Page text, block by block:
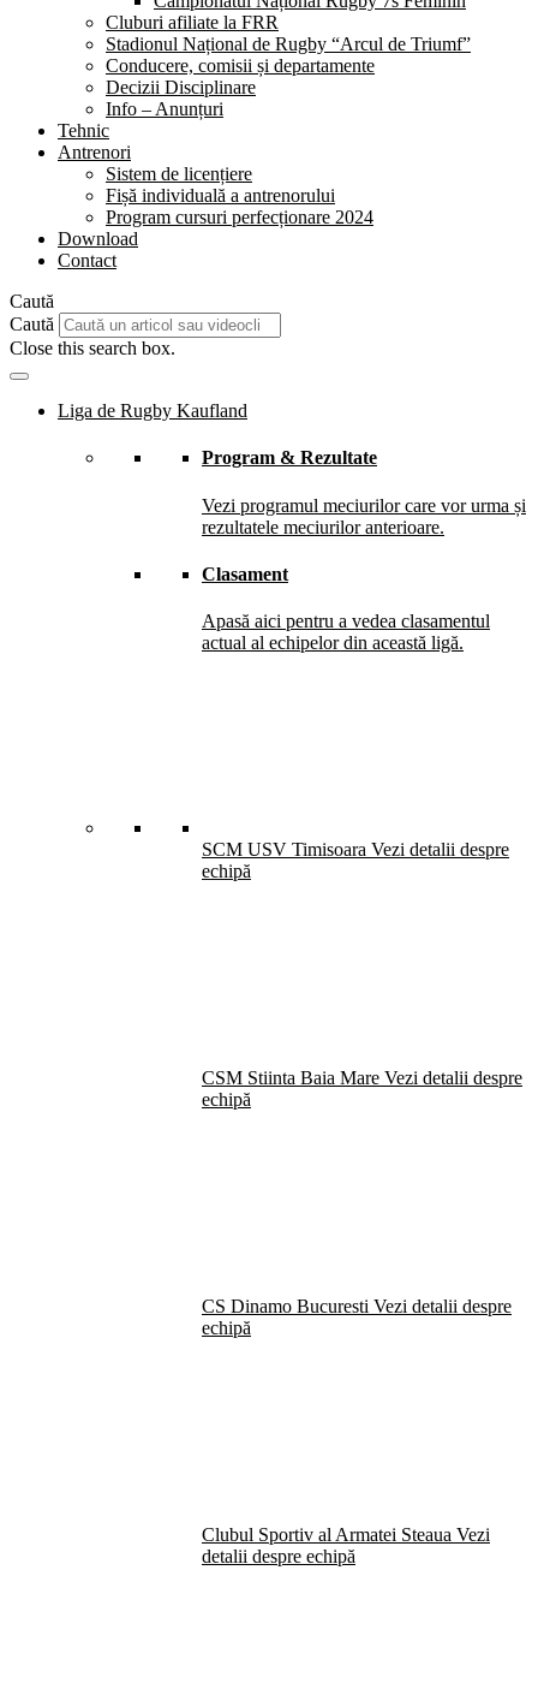
Cluburi afiliate la FRR
Stadionul Național de Rugby “Arcul de Triumf”
Conducere, comisii și departamente
Decizii Disciplinare
Info – Anunțuri
Tehnic
Antrenori
Sistem de licențiere
Fișă individuală a antrenorului
Program cursuri perfecționare 2024
Download
Contact
Caută
Caută
Close this search box.
Liga de Rugby Kaufland
Program & Rezultate
Vezi programul meciurilor care vor urma și
rezultatele meciurilor anterioare.
Clasament
Apasă aici pentru a vedea clasamentul
actual al echipelor din această ligă.
SCM USV Timisoara Vezi detalii despre
echipă
CSM Stiinta Baia Mare Vezi detalii despre
echipă
CS Dinamo Bucuresti Vezi detalii despre
echipă
Clubul Sportiv al Armatei Steaua Vezi
detalii despre echipă